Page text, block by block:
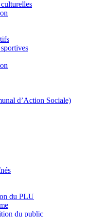
d’Action Sociale)
du PLU
du public